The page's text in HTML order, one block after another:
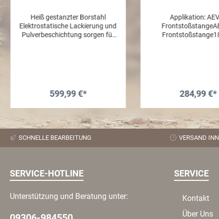
Heiß gestanzter Borstahl
Elektrostatische Lackierung und
Pulverbeschichtung sorgen für
599,99 €*
Applikation:
284,99 €*
SCHNELLE BEARBEITUNG VERSAND
SERVICE-HOTLINE
Unterstützung und Beratung unter:
SERVICE
Kontakt
Über Uns